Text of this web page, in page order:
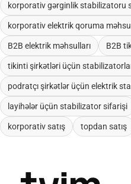
korporativ gərginlik stabilizatoru
korporativ elektrik qoruma
B2B elektrik məhsulları B2B
tikinti şirkətləri üçün
podratçı şirkətlər üçün elektrik
layihələr üçün stabilizator sifarişi
korporativ satış topdan satış